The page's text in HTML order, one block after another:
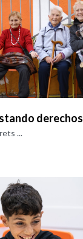
derechos
...